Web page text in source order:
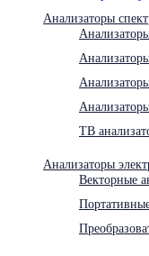
Анализаторы
ТВ
Анализаторы
Векторные